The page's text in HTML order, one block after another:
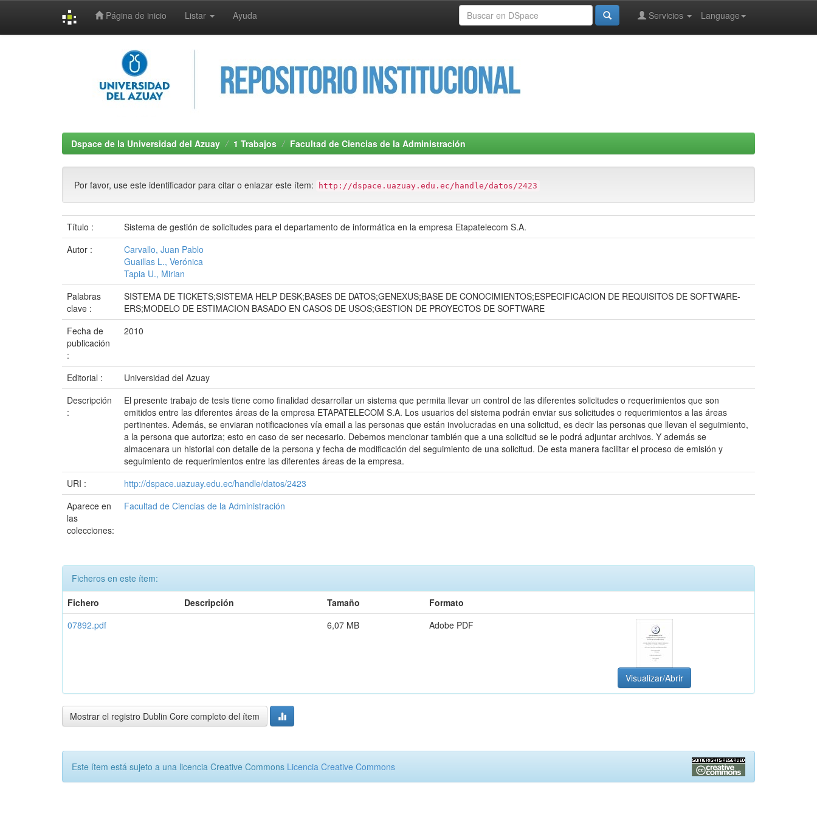
Página de inicio Listar Ayuda Language
Servicios
Dspace de la Universidad del Azuay 1 Trabajos Facultad de Ciencias de la Administración
Por favor, use este identificador para citar o enlazar este ítem: http://dspace.uazuay.edu.ec/handle/datos/2423
Título :
Sistema de gestión de solicitudes para el departamento de informática en la empresa Etapatelecom S.A.
Autor :
Carvallo, Juan Pablo
Guaillas L., Verónica
Tapia U., Mirian
Palabras
clave :
SISTEMA DE TICKETS;SISTEMA HELP DESK;BASES DE DATOS;GENEXUS;BASE DE CONOCIMIENTOS;ESPECIFICACION DE REQUISITOS DE SOFTWARE-
ERS;MODELO DE ESTIMACION BASADO EN CASOS DE USOS;GESTION DE PROYECTOS DE SOFTWARE
Fecha de
publicación
:
2010
Editorial :
Universidad del Azuay
Descripción
:
El presente trabajo de tesis tiene como finalidad desarrollar un sistema que permita llevar un control de las diferentes solicitudes o requerimientos que son
emitidos entre las diferentes áreas de la empresa ETAPATELECOM S.A. Los usuarios del sistema podrán enviar sus solicitudes o requerimientos a las áreas
pertinentes. Además, se enviaran notificaciones vía email a las personas que están involucradas en una solicitud, es decir las personas que llevan el seguimiento,
a la persona que autoriza; esto en caso de ser necesario. Debemos mencionar también que a una solicitud se le podrá adjuntar archivos. Y además se
almacenara un historial con detalle de la persona y fecha de modificación del seguimiento de una solicitud. De esta manera facilitar el proceso de emisión y
seguimiento de requerimientos entre las diferentes áreas de la empresa.
URI :
http://dspace.uazuay.edu.ec/handle/datos/2423
Aparece en
las
colecciones:
Facultad de Ciencias de la Administración
Ficheros en este ítem:
Fichero
Descripción Tamaño
Formato
07892.pdf
6,07 MB Adobe PDF
Visualizar/Abrir
Mostrar el registro Dublin Core completo del ítem
Este ítem está sujeto a una licencia Creative Commons Licencia Creative Commons